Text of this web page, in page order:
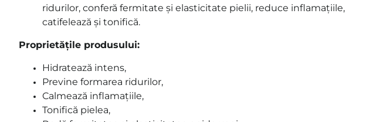
ridurilor, conferă fermitate și elasticitate pielii, reduce inflamațiile,
catifelează și tonifică.
Proprietățile produsului:
Hidratează intens,
Previne formarea ridurilor,
Calmează inflamațiile,
Tonifică pielea,